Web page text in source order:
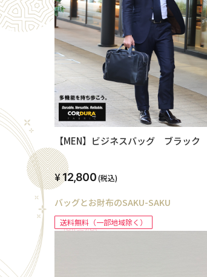
【MEN】ビジネスバッグ ブラック
12,800(税込)
バッグとお財布のSAKU-SAKU
送料無料（一部地域除く）